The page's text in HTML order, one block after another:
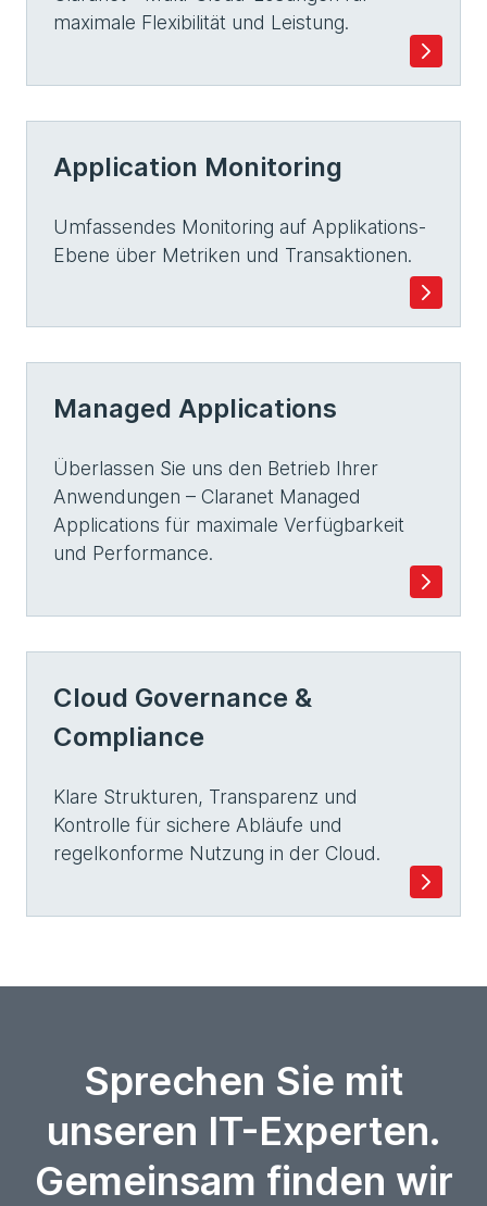
maximale Flexibilität und Leistung.
Application Monitoring
Umfassendes Monitoring auf Applikations-
Ebene über Metriken und Transaktionen.
Managed Applications
Überlassen Sie uns den Betrieb Ihrer
Anwendungen – Claranet Managed
Applications für maximale Verfügbarkeit
und Performance.
Cloud Governance &
Compliance
Klare Strukturen, Transparenz und
Kontrolle für sichere Abläufe und
regelkonforme Nutzung in der Cloud.
Sprechen Sie mit
unseren IT-Experten.
Gemeinsam finden wir